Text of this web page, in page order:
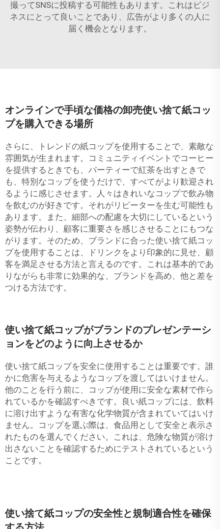
撮ってSNSに投稿する可能性もあります。これはビジ
ネスにとって良いことであり、広告がより多くの人に
届く機会となります。
オンラインで手頃な価格の卸売使い捨て紙コッ
プを購入できる場所
さらに、トレンドの紙コップを使用することで、素敵な
雰囲気が生まれます。コミュニティイベントでコーヒー
を提供するときでも、パーティーで紅茶を出すときで
も、特別なコップを使うだけで、すべてがより歓迎され
るように感じさせます。人々はきれいなコップで飲み物
を飲むのが好きです。それがリピーターを生む可能性も
あります。また、細部への配慮を大切にしているという
姿勢が伝わり、顧客に重要さを感じさせることにもつな
がります。そのため、ブランドに合った使い捨て紙コッ
プを使用することは、ドリンクをより印象的に見せ、顧
客を満足させる方法と言えるのです。これは基本的であ
りながらも非常に効果的な、ブランドを高め、他と差を
つける方法です。
使い捨て紙コップがブランドのプレゼンテーシ
ョンをどのように向上させるか
使い捨て紙コップを安全に使用することは重要です。誰
かに危害を与えるようなコップを渡してはいけません。
他のことを行う前に、コップが使用に安全な素材で作ら
れているかを確認すべきです。良い紙コップには、飲料
に溶け出すような有害な化学物質が含まれていてはいけ
ません。コップを選ぶ際は、食品用として安全と表示さ
れたものを選んでください。これは、危険な物質が溶け
出さないことを確認するためにテストされているという
ことです。
使い捨て紙コップの安全性と規制適合性を確保